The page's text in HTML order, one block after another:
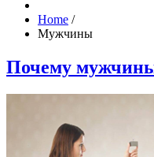
Home /
Мужчины
Почему